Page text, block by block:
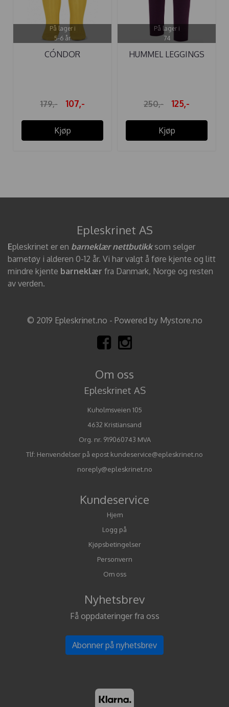
På lager i
5-6 år
CÓNDOR
179,- 107,-
Kjøp
På lager i
74
HUMMEL LEGGINGS
250,- 125,-
Kjøp
Epleskrinet AS
Epleskrinet er en barneklær nettbutikksom selger
barnetøy i alderen 0-12 år. Vi har valgt å føre kjente og litt
mindre kjente barneklær fra Danmark, Norge og resten
av verden.
© 2019 Epleskrinet.no - Powered by Mystore.no
Om oss
Epleskrinet AS
Kuholmsveien 105
4632 Kristiansand
Org. nr. 919060743 MVA
Tlf: Henvendelser på epost kundeservice@epleskrinet.no
noreply@epleskrinet.no
Kundeservice
Hjem
Logg på
Kjøpsbetingelser
Personvern
Om oss
Nyhetsbrev
Få oppdateringer fra oss
Abonner på nyhetsbrev